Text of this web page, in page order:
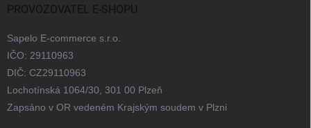
PROVOZOVATEL E-SHOPU
Sapelo E-commerce s.r.o.
IČO: 29110963
DIČ: CZ29110963
Lochotínská 1064/30, 301 00 Plzeň
Zapsáno v OR vedeném Krajským soudem v Plzni